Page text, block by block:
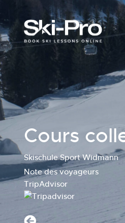
Cours
Skischule Sport Widmann
Note des voyageurs
TripAdvisor